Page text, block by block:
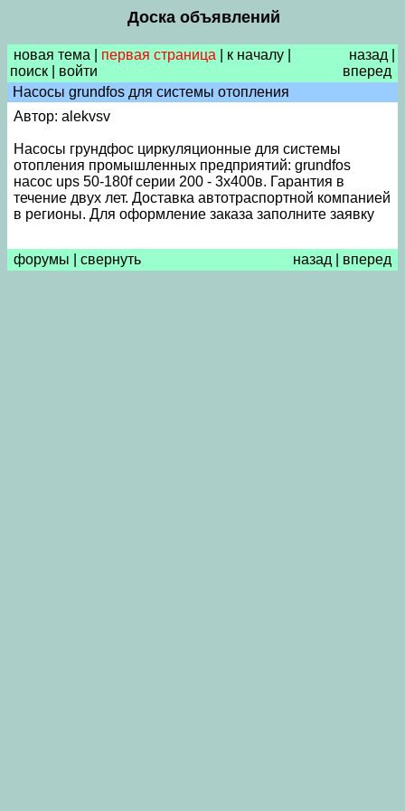
Доска объявлений
новая тема первая страница к началу
поиск
войти
назад
вперед
Насосы grundfos для системы отопления
Автор: alekvsv
Насосы грундфос циркуляционные для системы
отопления промышленных предприятий: grundfos
насос ups 50-180f серии 200 - 3х400в. Гарантия в
течение двух лет. Доставка автотраспортной компанией
в регионы. Для оформление заказа заполните заявку
форумы свернуть назад вперед